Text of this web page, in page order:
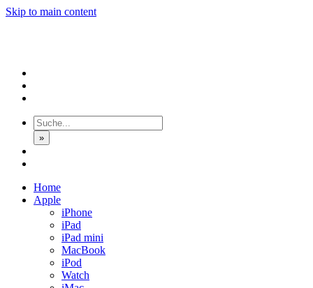
Skip to main content
»
Home
Apple
iPhone
iPad
iPad mini
MacBook
iPod
Watch